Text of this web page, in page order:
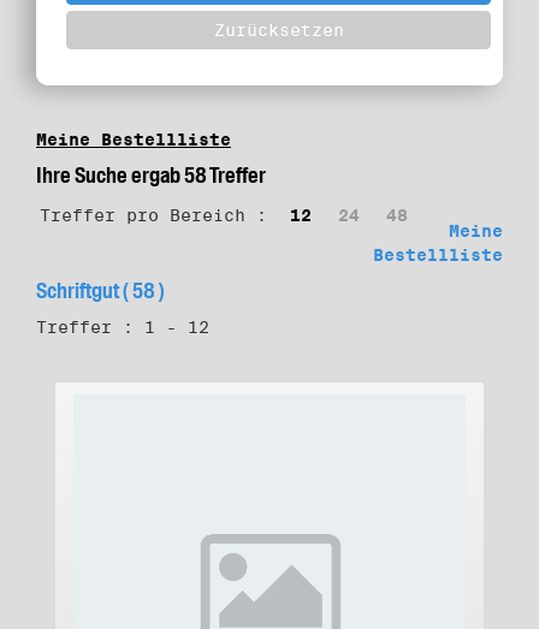
Meine Bestellliste
Ihre Suche ergab 58 Treffer
Treffer pro Bereich : 12 24
48
Meine
Bestellliste
Schriftgut ( 58 )
Treffer : 1 - 12